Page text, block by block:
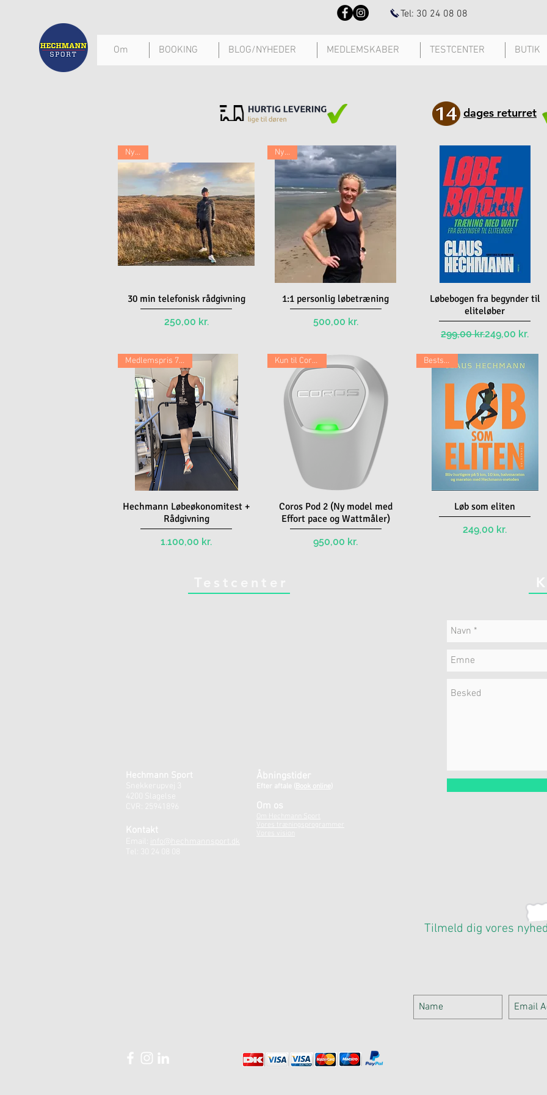
Tel: 30 24 08 08
Om BOOKING BLOG/NYHEDER MEDLEMSKABER TESTCENTER BUTIK
Quick View
Nyhed
30 min telefonisk rådgivning
Price
250,00 kr.
Quick View
Nyhed
1:1 personlig løbetræning
Price
500,00 kr.
Quick View
Løbebogen fra begynder til
eliteløber
Regular Price
299,00 kr.Sale Price
249,00 kr.
Quick View
Medlemspris 780,- kr.
Hechmann Løbeøkonomitest +
Rådgivning
Price
1.100,00 kr.
Quick View
Kun til Coros ure
Coros Pod 2 (Ny model med
Effort pace og Wattmåler)
Price
950,00 kr.
Quick View
Bestseller
Løb som eliten
Price
249,00 kr.
dages returret
Hechmann Sport
4200 Slagelse
Kontakt
info@hechmannsport.dk
Åbningstider
Efter aftale ( Book online)
Om os
Tilmeld dig vores